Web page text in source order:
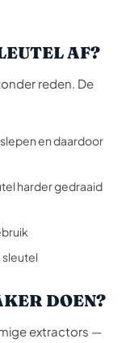
AF?
reden. De
en daardoor
harder gedraaid
sleutel
DOEN?
extractors —